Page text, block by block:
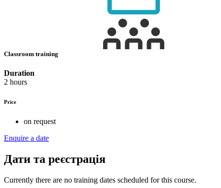
Classroom training
Duration
2 hours
Price
on request
Enquire a date
Дати та реєстрація
Currently there are no training dates scheduled for this course.